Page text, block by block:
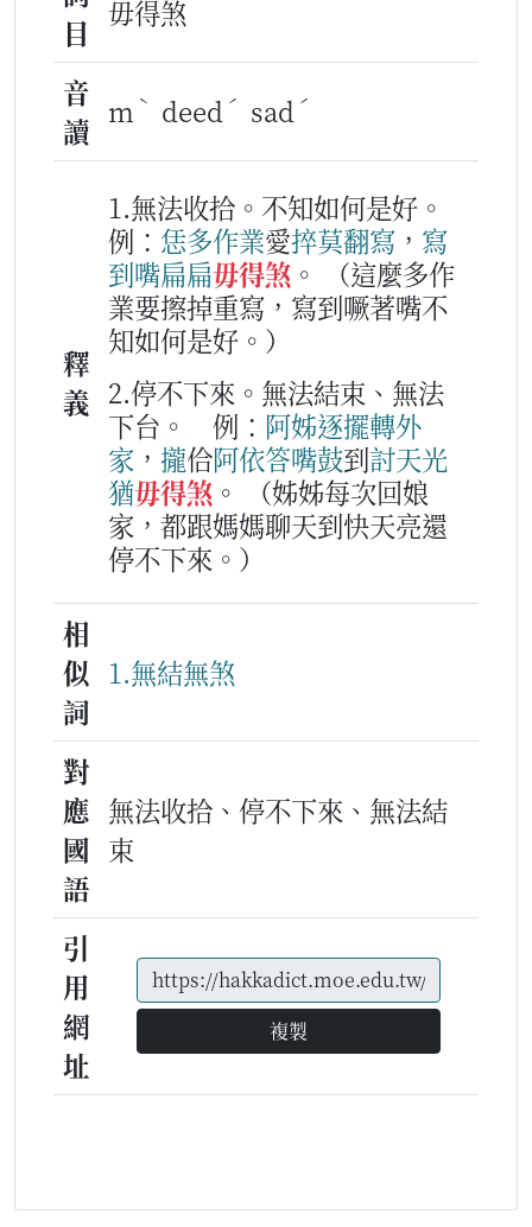
目
毋得煞
音
讀
m ˋ deed ˊ sad ˊ
釋
義
1.無法收拾。不知如何是好。
例： 恁多作業愛捽莫翻寫 ， 寫
到嘴扁扁毋得煞 。
（這麼多作
業要擦掉重寫，寫到噘著嘴不
知如何是好。）
2.停不下來。無法結束、無法
下台。
例： 阿姊逐擺轉外
家 ， 攏佮阿依答嘴鼓到討天光
猶毋得煞 。
（姊姊每次回娘
家，都跟媽媽聊天到快天亮還
停不下來。）
相
似
詞
1.無結無煞
對
應
國
語
無法收拾、停不下來、無法結
束
引
用
網
址
複製